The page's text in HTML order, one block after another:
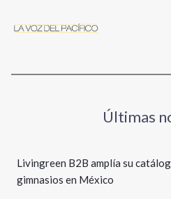
Últimas
Livingreen B2B amplía su
gimnasios en México